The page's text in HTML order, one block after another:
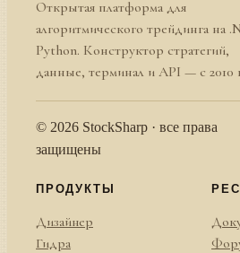
Открытая платформа для
алгоритмического трейдинга на
Python. Конструктор стратегий,
данные, терминал и API — с 2010
© 2026 StockSharp · все права
защищены
ПРОДУКТЫ
Дизайнер
Гидра